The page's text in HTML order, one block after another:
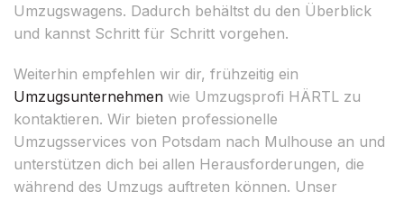
Umzugswagens. Dadurch behältst du den Überblick
und kannst Schritt für Schritt vorgehen.
Weiterhin empfehlen wir dir, frühzeitig ein
Umzugsunternehmen wie Umzugsprofi HÄRTL zu
kontaktieren. Wir bieten professionelle
Umzugsservices von Potsdam nach Mulhouse an und
unterstützen dich bei allen Herausforderungen, die
während des Umzugs auftreten können. Unser